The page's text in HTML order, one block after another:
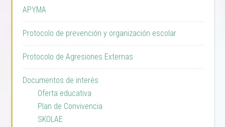
APYMA
Protocolo de prevención y organización escolar
Protocolo de Agresiones Externas
Documentos de interés
Oferta educativa
Plan de Convivencia
SKOLAE